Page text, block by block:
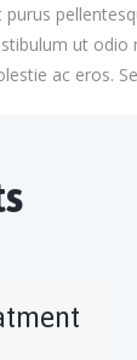
purus
ut
ac eros.